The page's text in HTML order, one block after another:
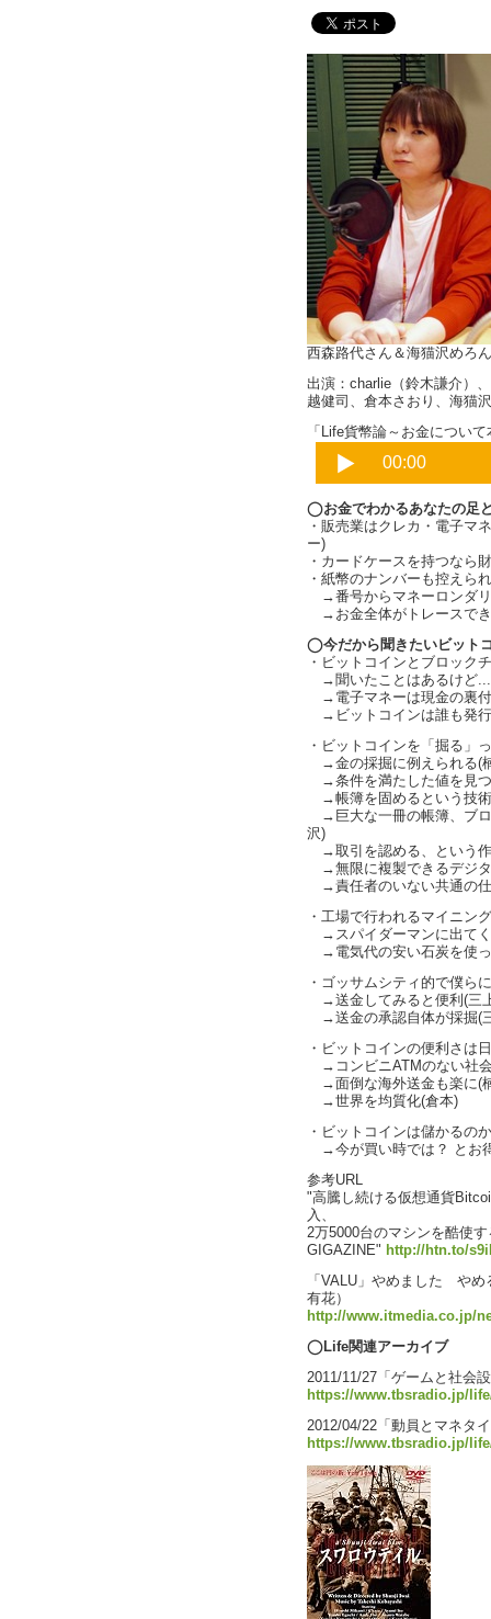
西森路代さん＆海猫沢めろ
出演：charlie（鈴木謙介）
越健司、倉本さおり、海猫
「Life貨幣論～お金につい
◯お金でわかるあなたの足
・販売業はクレカ・電子マ
ー)
・カードケースを持つなら
・紙幣のナンバーも控えら
→番号からマネーロンダ
→お金全体がトレースで
◯今だから聞きたいビット
・ビットコインとブロック
→聞いたことはあるけど
→電子マネーは現金の裏
→ビットコインは誰も発行
・ビットコインを「掘る」
→金の採掘に例えられる(
→条件を満たした値を見
→帳簿を固めるという技
→巨大な一冊の帳簿、ブロ
沢)
→取引を認める、という
→無限に複製できるデジ
→責任者のいない共通の仕
・工場で行われるマイニン
→スパイダーマンに出てく
→電気代の安い石炭を使
・ゴッサムシティ的で僕ら
→送金してみると便利(三
→送金の承認自体が採掘(
・ビットコインの便利さは
→コンビニATMのない社
→面倒な海外送金も楽に(
→世界を均質化(倉本)
・ビットコインは儲かるの
→今が買い時では？ とお
参考URL
"高騰し続ける仮想通貨
入、
2万5000台のマシンを酷使
GIGAZINE" http://htn.to/
「VALU」やめました やめ
有花）
http://www.itmedia.co.jp/
◯Life関連アーカイブ
2011/11/27「ゲームと社会
https://www.tbsradio.jp/
2012/04/22「動員とマネタ
https://www.tbsradio.jp/